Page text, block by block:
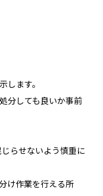
します。
分しても良いか事前
らせないよう慎重に
け作業を行える所